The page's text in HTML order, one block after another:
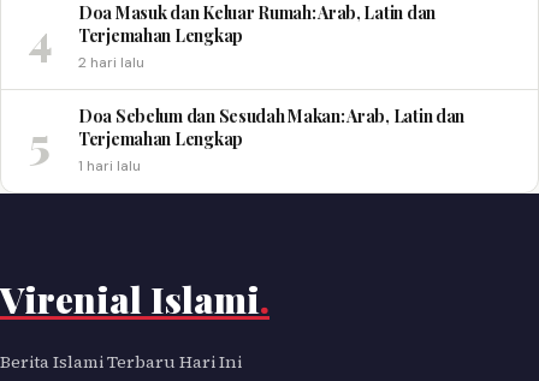
4
Doa Masuk dan Keluar Rumah: Arab, Latin dan
Terjemahan Lengkap
2 hari lalu
5
Doa Sebelum dan Sesudah Makan: Arab, Latin dan
Terjemahan Lengkap
1 hari lalu
Virenial Islami.
Berita Islami Terbaru Hari Ini